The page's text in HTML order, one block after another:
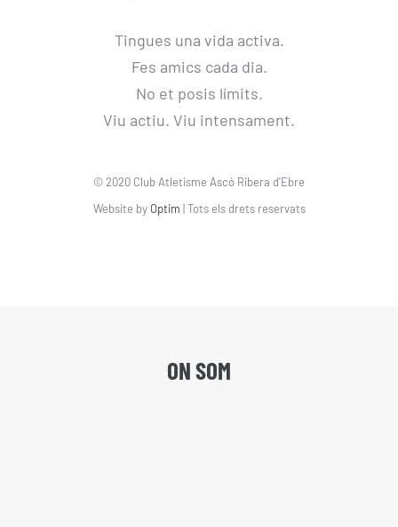
Tingues una vida activa.
Fes amics cada dia.
No et posis límits.
Viu actiu. Viu intensament.
© 2020 Club Atletisme Ascó Ribera d'Ebre
Website by Optim | Tots els drets reservats
ON SOM